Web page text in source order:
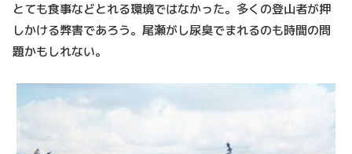
とても食事などとれる環境ではなかった。多くの登山者が押
しかける弊害であろう。尾瀬がし尿臭でまれるのも時間の問
題かもしれない。